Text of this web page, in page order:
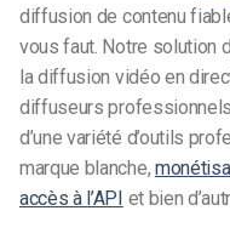
diffusion de contenu
vous faut. Notre solution
la diffusion vidéo en
diffuseurs
d’une variété d’outils
marque blanche,
accès à l’API et bien